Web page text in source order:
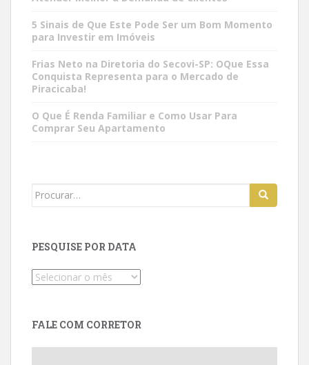
5 Sinais de Que Este Pode Ser um Bom Momento
para Investir em Imóveis
Frias Neto na Diretoria do Secovi-SP: OQue Essa
Conquista Representa para o Mercado de
Piracicaba!
O Que É Renda Familiar e Como Usar Para
Comprar Seu Apartamento
Search
PESQUISE POR DATA
Pesquise
FALE COM CORRETOR